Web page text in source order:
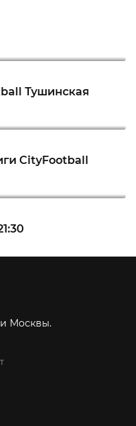
Тушинская
CityFootball
Москвы.